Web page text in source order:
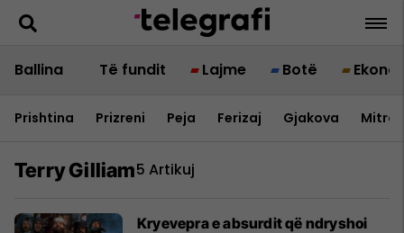
Ballina Të fundit Lajme Botë
Prishtina Prizreni Peja Ferizaj Gjakova
Terry Gilliam5 Artikuj
Kryevepra e absurdit që ndryshoi